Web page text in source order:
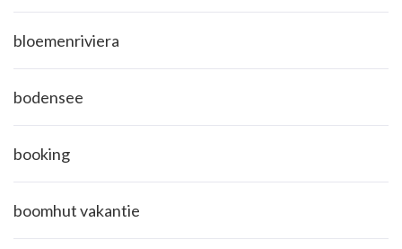
bloemenriviera
bodensee
booking
boomhut vakantie